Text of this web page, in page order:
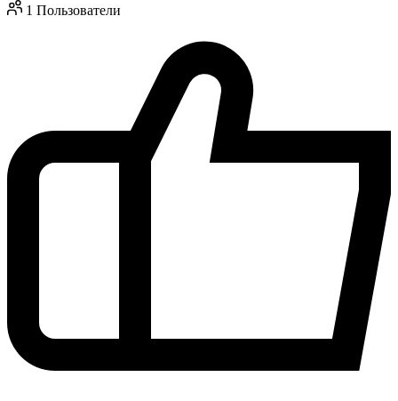
1 Пользователи